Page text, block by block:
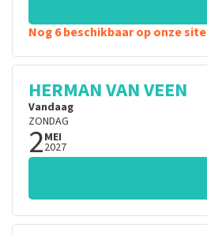
Nog 6 beschikbaar op onze site
HERMAN VAN VEEN
Vandaag
ZONDAG
2MEI
2027